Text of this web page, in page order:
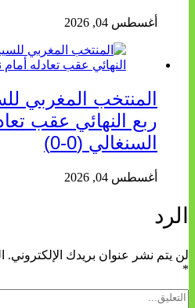
أغسطس 04, 2026
المنتخب المغربي
ربع النهائي عقب
السنغالي (0-0)
أغسطس 04, 2026
الرد
لن يتم نشر عنوان بريدك الإلكتروني.
*